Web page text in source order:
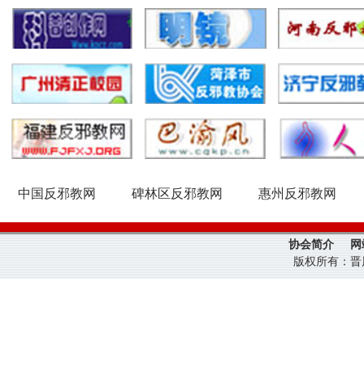
中国反邪教网 碑林区反邪教网 惠州反邪教网
协会简介
版权所有：